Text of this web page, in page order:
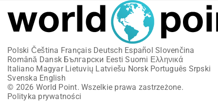
Polski Čeština Français Deutsch Español Slovenčina
Română Dansk Български Eesti Suomi Ελληνικά
Italiano Magyar Lietuvių Latviešu Norsk Português Srpski
Svenska English
© 2026 World Point. Wszelkie prawa zastrzeżone.
Polityka prywatności